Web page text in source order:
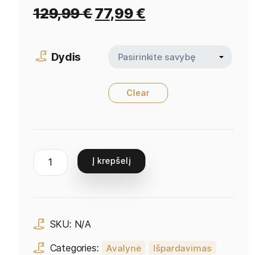
129,99€77,99 €
Dydis
Clear
Į krepšelį
SKU: N/A
Categories:
Avalynė
Išpardavimas